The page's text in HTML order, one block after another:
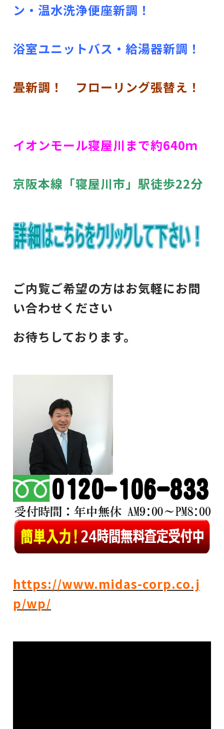
ン・温水洗浄便座新調！
浴室ユニットバス・給湯器新調！
畳新調！ フローリング張替え！
イオンモール寝屋川まで約640ｍ
京阪本線「寝屋川市」駅徒歩22分
ご内覧ご希望の方はお気軽にお問
い合わせください
お待ちしております。
https://www.midas-corp.co.j
p/wp/